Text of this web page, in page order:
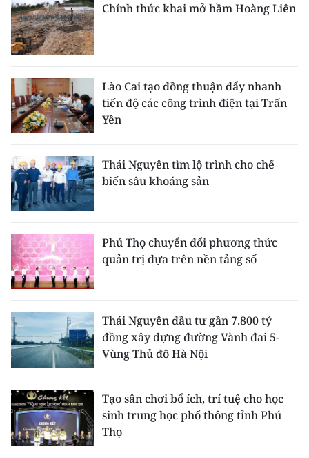
Chính thức khai mở hầm Hoàng Liên
Lào Cai tạo đồng thuận đẩy nhanh
tiến độ các công trình điện tại Trấn
Yên
Thái Nguyên tìm lộ trình cho chế
biến sâu khoáng sản
Phú Thọ chuyển đổi phương thức
quản trị dựa trên nền tảng số
Thái Nguyên đầu tư gần 7.800 tỷ
đồng xây dựng đường Vành đai 5-
Vùng Thủ đô Hà Nội
Tạo sân chơi bổ ích, trí tuệ cho học
sinh trung học phổ thông tỉnh Phú
Thọ